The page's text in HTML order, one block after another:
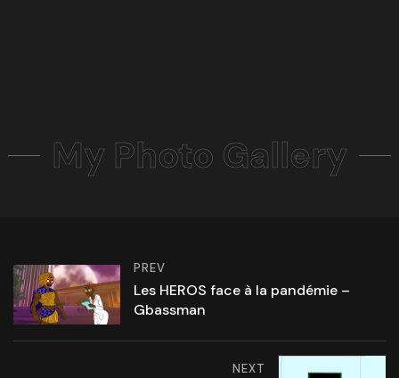
My Photo Gallery
PREV
Les HEROS face à la pandémie –
Gbassman
NEXT